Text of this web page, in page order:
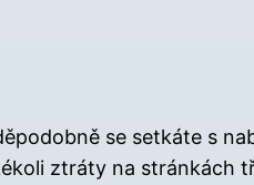
se setkáte s
ztráty na stránkách